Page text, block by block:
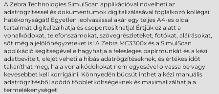
A Zebra Technologies SimulScan applikációval növelheti az
adatrögzítéssel és dokumentumok digitalizálásával foglalkozó kollégái
hatékonyságát! Egyetlen leolvasással akár egy teljes A4-es oldal
tartalmát digitalizálhatja és csoportosíthatja! Értjük ez alatt a
vonalkódokat, telefonszámokat, szövegrészleteket, fotókat, aláírásokat,
sőt még a jelölőnégyzeteket is! A Zebra MC3300x és a SimulScan
applikáció segítségével elhagyhatja a felesleges papírmunkát és a kézi
adatbevitelt, elejét veheti a hibás adatrögzítéseknek, és értékes időt
takaríthat meg, ha a vonalkódokokat nem egyesével olvassa be vagy
kevesebbet kell korrigálni! Könnyedén búcsút inthet a kézi manuális
adatrögzítésből adódó többletköltségeknek és maximalizálhatja a
termelékenységet!